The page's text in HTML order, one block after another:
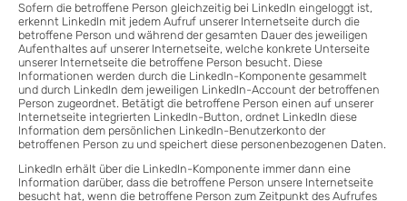
Sofern die betroffene Person gleichzeitig bei LinkedIn eingeloggt ist,
erkennt LinkedIn mit jedem Aufruf unserer Internetseite durch die
betroffene Person und während der gesamten Dauer des jeweiligen
Aufenthaltes auf unserer Internetseite, welche konkrete Unterseite
unserer Internetseite die betroffene Person besucht. Diese
Informationen werden durch die LinkedIn-Komponente gesammelt
und durch LinkedIn dem jeweiligen LinkedIn-Account der betroffenen
Person zugeordnet. Betätigt die betroffene Person einen auf unserer
Internetseite integrierten LinkedIn-Button, ordnet LinkedIn diese
Information dem persönlichen LinkedIn-Benutzerkonto der
betroffenen Person zu und speichert diese personenbezogenen Daten.
LinkedIn erhält über die LinkedIn-Komponente immer dann eine
Information darüber, dass die betroffene Person unsere Internetseite
besucht hat, wenn die betroffene Person zum Zeitpunkt des Aufrufes